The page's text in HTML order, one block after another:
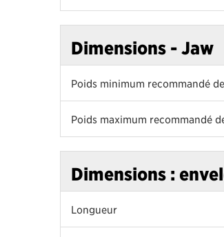
Dimensions - Jaw
Poids minimum recommandé
Poids maximum recommandé
Dimensions :
Longueur